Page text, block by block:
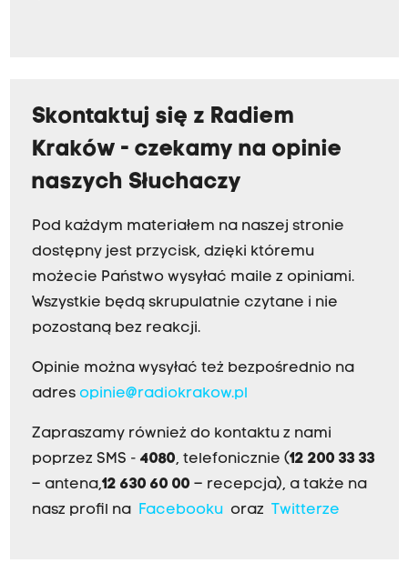
Skontaktuj się z Radiem
Kraków - czekamy na opinie
naszych Słuchaczy
Pod każdym materiałem na naszej stronie
dostępny jest przycisk, dzięki któremu
możecie Państwo wysyłać maile z opiniami.
Wszystkie będą skrupulatnie czytane i nie
pozostaną bez reakcji.
Opinie można wysyłać też bezpośrednio na
adres opinie@radiokrakow.pl
Zapraszamy również do kontaktu z nami
poprzez SMS - 4080, telefonicznie (12 200 33 33
– antena,12 630 60 00 – recepcja), a także na
nasz profil na
Facebookuoraz Twitterze